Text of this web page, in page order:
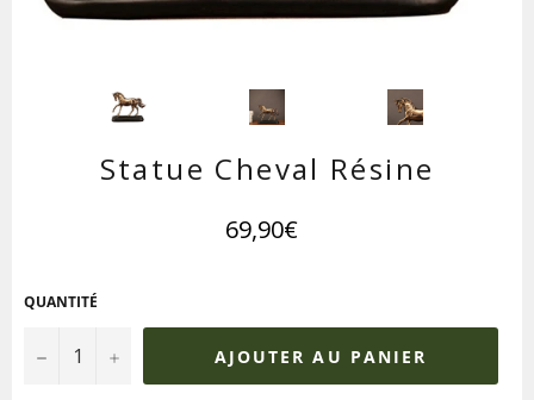
Statue Cheval Résine
Prix
régulier
69,90€
QUANTITÉ
− + AJOUTER AU PANIER